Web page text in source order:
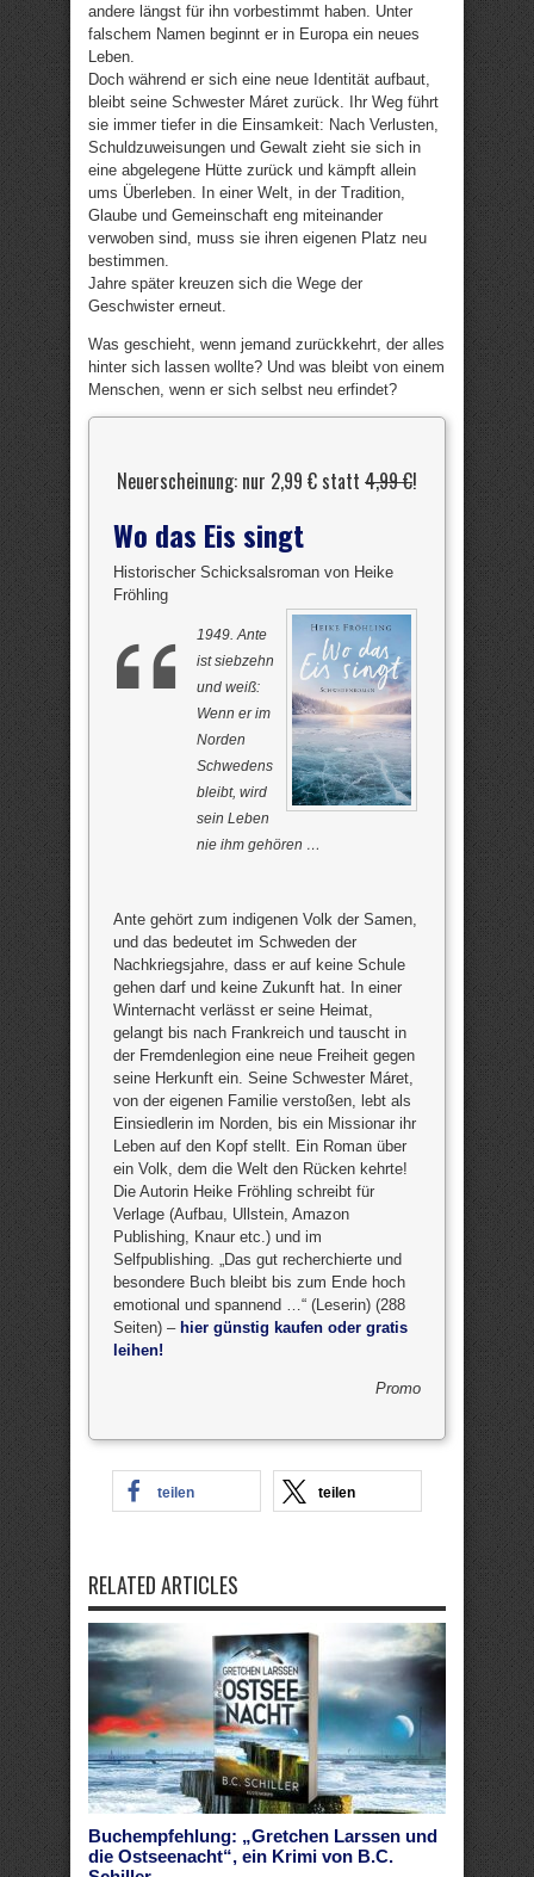
andere längst für ihn vorbestimmt haben. Unter
falschem Namen beginnt er in Europa ein neues
Leben.
Doch während er sich eine neue Identität aufbaut,
bleibt seine Schwester Máret zurück. Ihr Weg führt
sie immer tiefer in die Einsamkeit: Nach Verlusten,
Schuldzuweisungen und Gewalt zieht sie sich in
eine abgelegene Hütte zurück und kämpft allein
ums Überleben. In einer Welt, in der Tradition,
Glaube und Gemeinschaft eng miteinander
verwoben sind, muss sie ihren eigenen Platz neu
bestimmen.
Jahre später kreuzen sich die Wege der
Geschwister erneut.
Was geschieht, wenn jemand zurückkehrt, der alles
hinter sich lassen wollte? Und was bleibt von einem
Menschen, wenn er sich selbst neu erfindet?
Neuerscheinung: nur 2,99 € statt 4,99 €!
Wo das Eis singt
Historischer Schicksalsroman von Heike
Fröhling
1949. Ante
ist siebzehn
und weiß:
Wenn er im
Norden
Schwedens
bleibt, wird
sein Leben
nie ihm gehören …
Ante gehört zum indigenen Volk der Samen,
und das bedeutet im Schweden der
Nachkriegsjahre, dass er auf keine Schule
gehen darf und keine Zukunft hat. In einer
Winternacht verlässt er seine Heimat,
gelangt bis nach Frankreich und tauscht in
der Fremdenlegion eine neue Freiheit gegen
seine Herkunft ein. Seine Schwester Máret,
von der eigenen Familie verstoßen, lebt als
Einsiedlerin im Norden, bis ein Missionar ihr
Leben auf den Kopf stellt. Ein Roman über
ein Volk, dem die Welt den Rücken kehrte!
Die Autorin Heike Fröhling schreibt für
Verlage (Aufbau, Ullstein, Amazon
Publishing, Knaur etc.) und im
Selfpublishing. „Das gut recherchierte und
besondere Buch bleibt bis zum Ende hoch
emotional und spannend …“ (Leserin) (288
Seiten) – hier günstig kaufen oder gratis
leihen!
Promo
teilen teilen
RELATED ARTICLES
Buchempfehlung: „Gretchen Larssen und
die Ostseenacht“, ein Krimi von B.C.